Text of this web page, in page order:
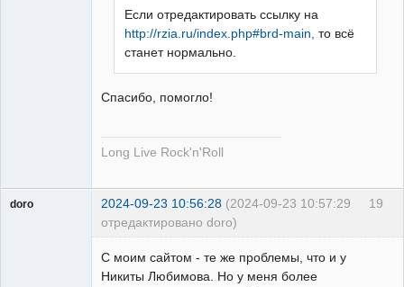
Если отредактировать ссылку на
http://rzia.ru/index.php#brd-main, то всё
станет нормально.
Спасибо, помогло!
Long Live Rock'n'Roll
19
doro 2024-09-23 10:56:28 (2024-09-23 10:57:29
отредактировано doro)
С моим сайтом - те же проблемы, что и у
Никиты Любимова. Но у меня более